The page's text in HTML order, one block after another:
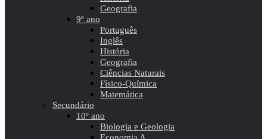
Geografia
9º ano
Português
Inglês
História
Geografia
Ciências Naturais
Físico-Química
Matemática
Secundário
10º ano
Biologia e Geologia